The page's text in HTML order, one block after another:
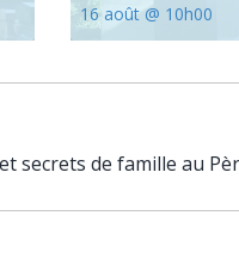
16 août @ 10h00
secrets de famille au